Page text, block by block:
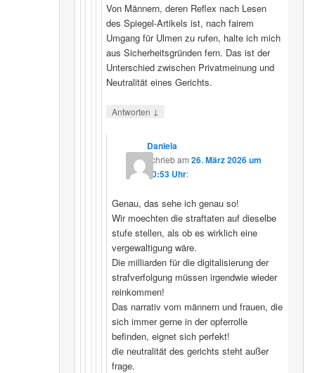
Von Männern, deren Reflex nach Lesen
des Spiegel-Artikels ist, nach fairem
Umgang für Ulmen zu rufen, halte ich mich
aus Sicherheitsgründen fern. Das ist der
Unterschied zwischen Privatmeinung und
Neutralität eines Gerichts.
Antworten ↓
Daniela
schriebam 26. März 2026 um
10:53 Uhr:
Genau, das sehe ich genau so!
Wir moechten die straftaten auf dieselbe
stufe stellen, als ob es wirklich eine
vergewaltigung wäre.
Die milliarden für die digitalisierung der
strafverfolgung müssen irgendwie wieder
reinkommen!
Das narrativ vom männern und frauen, die
sich immer gerne in der opferrolle
befinden, eignet sich perfekt!
die neutralität des gerichts steht außer
frage.